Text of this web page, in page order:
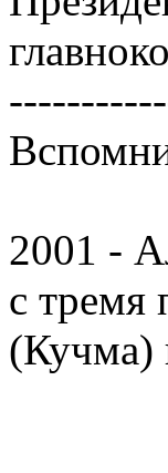
2001 -
с тремя
(Кучма)